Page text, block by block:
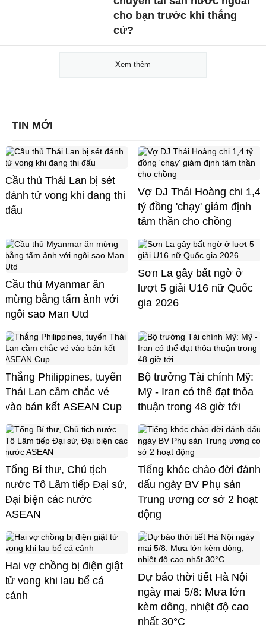
cho bạn trước khi thắng
cử?
Xem thêm
TIN MỚI
Cầu thủ Thái Lan bị sét
đánh tử vong khi đang thi
đấu
Vợ DJ Thái Hoàng chi 1,4
tỷ đồng 'chạy' giám định
tâm thần cho chồng
Cầu thủ Myanmar ăn
mừng bằng tấm ảnh với
ngôi sao Man Utd
Sơn La gây bất ngờ ở
lượt 5 giải U16 nữ Quốc
gia 2026
Thắng Philippines, tuyển
Thái Lan cầm chắc vé
vào bán kết ASEAN Cup
Bộ trưởng Tài chính Mỹ:
Mỹ - Iran có thể đạt thỏa
thuận trong 48 giờ tới
Tổng Bí thư, Chủ tịch
nước Tô Lâm tiếp Đại sứ,
Đại biện các nước
ASEAN
Tiếng khóc chào đời đánh
dấu ngày BV Phụ sản
Trung ương cơ sở 2 hoạt
động
Hai vợ chồng bị điện giật
tử vong khi lau bể cá
cảnh
Dự báo thời tiết Hà Nội
ngày mai 5/8: Mưa lớn
kèm dông, nhiệt độ cao
nhất 30°C